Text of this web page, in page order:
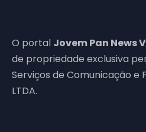
O portal Jovem Pan News
de propriedade exclusiva
Serviços de Comunicação e
LTDA.